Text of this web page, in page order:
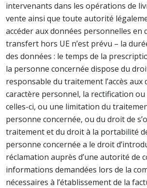
intervenants dans les opérations de
vente ainsi que toute autorité
accéder aux données personnelles en
transfert hors UE n’est prévu – la
des données : le temps de la
la personne concernée dispose du
responsable du traitement l’accès aux
caractère personnel, la rectification ou
celles-ci, ou une limitation du
personne concernée, ou du droit de
traitement et du droit à la portabilité
personne concernée a le droit
réclamation auprès d’une autorité de
informations demandées lors de la
nécessaires à l’établissement de la